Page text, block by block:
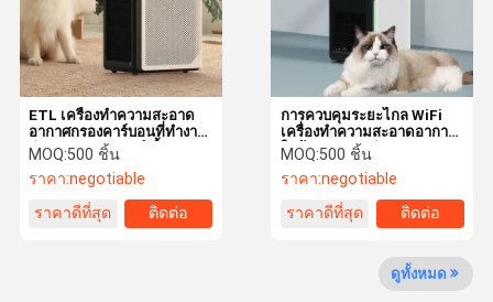
ทัวร์โรงงาน
การควบคุม
คุณภาพ
ติดต่อเรา ขอทุน
เครื่องล้างอากาศสําหรับสัตว์เลี้ยง
เครื่องฟอกอากาศ hepa uv
เครื่องฟอกอากาศในห้อง
การควบคุมระยะไกล WiFi
เครื่องทําความสะอาดอากาศ
ในบ้าน 195W สําหรับอาการ
แพ้สัตว์เลี้ยงควัน
MOQ:500 ชิ้น
ราคา:negotiable
ราคาดีที่สุด
ติดต่อ
ETL เครื่องทําความสะอาด
อากาศกรองคาร์บอนที่ทํางาน
สําหรับหมาขนสัตว์เลี้ยง
อาการภูมิแพ้ เครื่องทําความ
สะอาดอากาศที่สมาร์ท
MOQ:500 ชิ้น
ราคา:negotiable
ราคาดีที่สุด
ติดต่อ
ดูทั้งหมด